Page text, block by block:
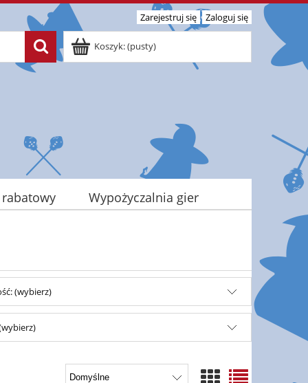
Zarejestruj się Zaloguj się
Koszyk:(pusty)
Wypożyczalnia gier
(wybierz)